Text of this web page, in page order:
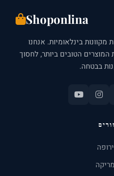
Shoponlina
בינלאומיות. אנחנו
הטובים ביותר, לחסוך
בבטחה.